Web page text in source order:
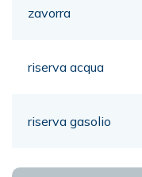
zavorra
riserva acqua
riserva gasolio